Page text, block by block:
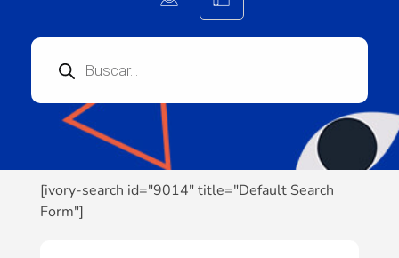
[ivory-search id="9014" title="Default Search
Form"]